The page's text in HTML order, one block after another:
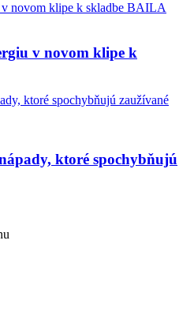
v novom klipe k
ktoré spochybňujú